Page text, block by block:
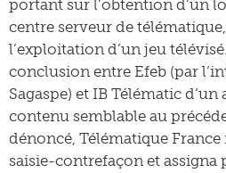
portant sur l’obtention d’un
centre serveur de
l’exploitation d’un jeu
conclusion entre Efeb (par
Sagaspe) et IB Télématic
contenu semblable au
dénoncé, Télématique
saisie-contrefaçon et